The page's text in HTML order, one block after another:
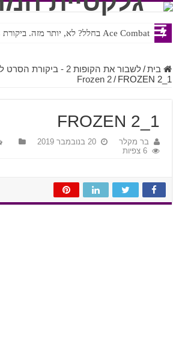
Ace Combat בחלל? לא, יותר מזה. ביקורת המשחק Chorus
Steven Universe והשירים שתורגמו בצורה נוראית לעברית
בית /
Frozen 2 / FROZEN 2_1
FROZEN 2_1
בר מקלר 20 בנובמבר 2019
6 צפיות